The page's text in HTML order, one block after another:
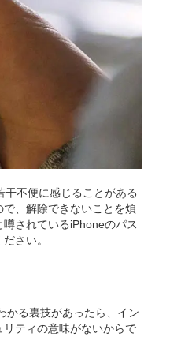
不便に感じることがある
、解除できないことを煩
されているiPhoneのパス
さい。
かる裏技があったら、イン
ティの意味がないからで